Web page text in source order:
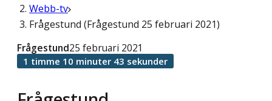
Webb-tv
Frågestund (Frågestund 25 februari 2021)
Frågestund25 februari 2021
1 timme 10 minuter 43 sekunder